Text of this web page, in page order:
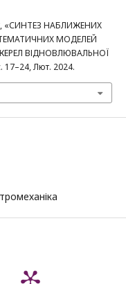
«СИНТЕЗ НАБЛИЖЕНИХ
МОДЕЛЕЙ
ВІДНОВЛЮВАЛЬНОЇ
17–24, Лют. 2024.